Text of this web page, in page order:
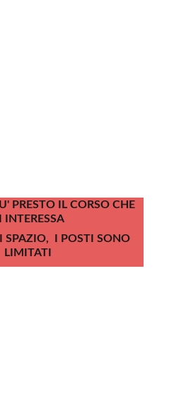
PRESTO IL CORSO CHE
INTERESSA
SPAZIO,  I POSTI SONO
LIMITATI